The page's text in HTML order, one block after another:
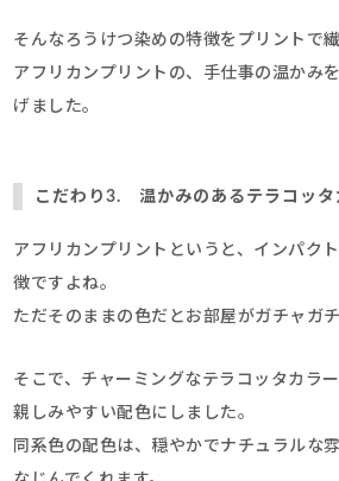
そんなろうけつ染めの特徴をプリントで
アフリカンプリントの、手仕事の温かみ
げました。
こだわり3. 温かみのあるテラコッタ
アフリカンプリントというと、インパク
徴ですよね。
ただそのままの色だとお部屋がガチャガ
そこで、チャーミングなテラコッタカラ
親しみやすい配色にしました。
同系色の配色は、穏やかでナチュラルな